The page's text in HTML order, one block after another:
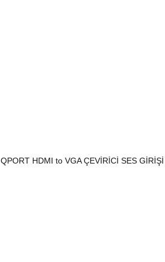
QPORT HDMI to VGA ÇEVİRİCİ SES